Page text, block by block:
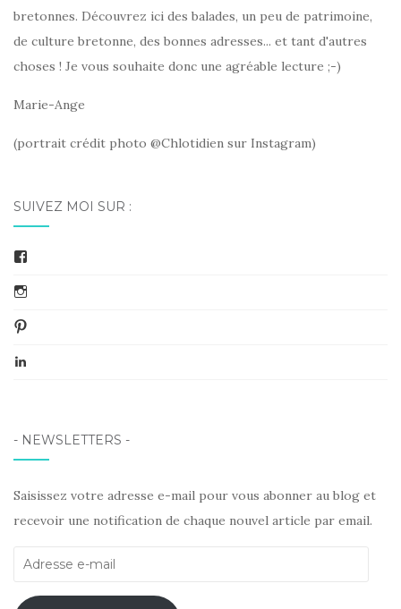
bretonnes. Découvrez ici des balades, un peu de patrimoine,
de culture bretonne, des bonnes adresses... et tant d'autres
choses ! Je vous souhaite donc une agréable lecture ;-)
Marie-Ange
(portrait crédit photo @Chlotidien sur Instagram)
SUIVEZ MOI SUR :
- NEWSLETTERS -
Saisissez votre adresse e-mail pour vous abonner au blog et
recevoir une notification de chaque nouvel article par email.
Adresse